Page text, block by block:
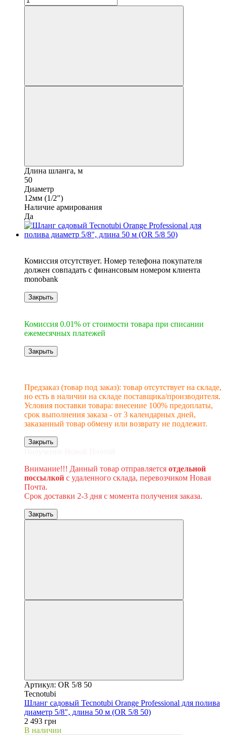
Длина шланга, м
50
Диаметр
12мм (1/2")
Наличие армирования
Да
Комиссия отсутствует. Номер телефона покупателя
должен совпадать с финансовым номером клиента
monobank
Закрыть
Комиссия 0.01% от стоимости товара при списании
ежемесячных платежей
Закрыть
Предзаказ (товар под заказ): товар отсутствует на складе,
но есть в наличии на складе поставщика/производителя.
Условия поставки товара: внесение 100% предоплаты,
срок выполнения заказа - от 3 календарных дней,
заказанный товар обмену или возврату не подлежит.
Закрыть
Внимание!!! Данный товар отправляется отдельной
поссылкой с удаленного склада, перевозчиком Новая
Почта.
Срок доставки 2-3 дня с момента получения заказа.
Закрыть
Артикул: OR 5/8 50
Tecnotubi
Шланг садовый Tecnotubi Orange Professional для полива
диаметр 5/8", длина 50 м (OR 5/8 50)
2 493 грн
В наличии